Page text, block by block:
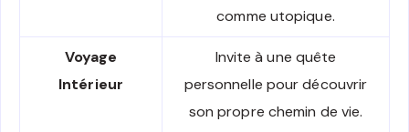
comme utopique.
Voyage
Intérieur
Invite à une quête
personnelle pour découvrir
son propre chemin de vie.